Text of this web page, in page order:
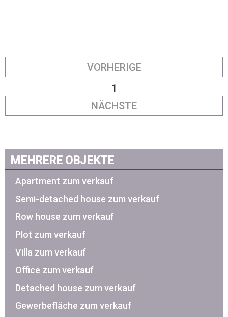
VORHERIGE
1
NÄCHSTE
MEHRERE OBJEKTE
Apartment zum verkauf
Semi-detached house zum verkauf
Row house zum verkauf
Plot zum verkauf
Villa zum verkauf
Office zum verkauf
Detached house zum verkauf
Gewerbefläche zum verkauf